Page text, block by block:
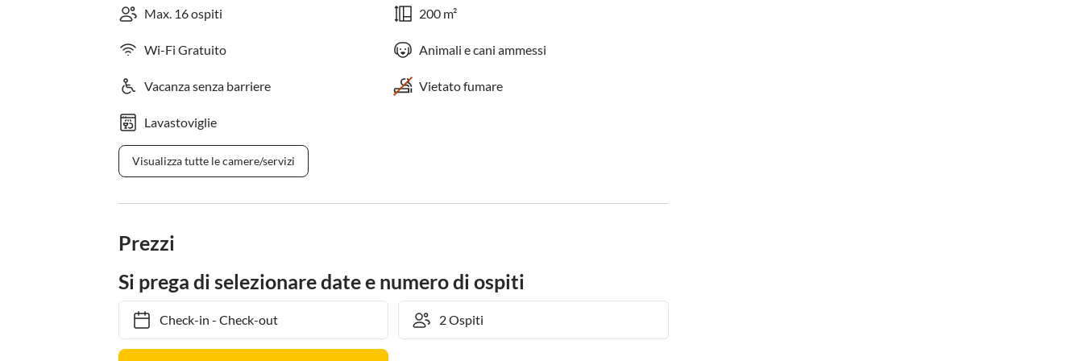
Max. 16 ospiti 200 m²
Wi-Fi Gratuito Animali e cani ammessi
Vacanza senza barriere Vietato fumare
Lavastoviglie
Visualizza tutte le camere/servizi
Prezzi
Si prega di selezionare date e numero di ospiti
Check-in- Check-out